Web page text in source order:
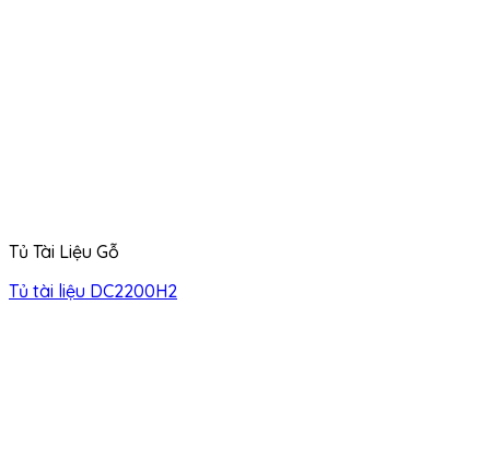
Tủ Tài Liệu Gỗ
Tủ tài liệu DC2200H2